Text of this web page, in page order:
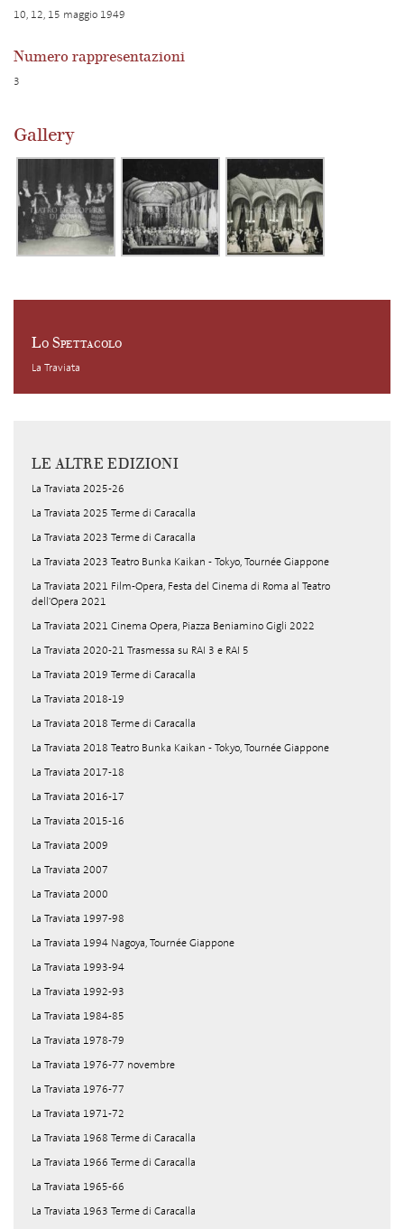
10, 12, 15 maggio 1949
Numero rappresentazioni
3
Gallery
Lo Spettacolo
La Traviata
LE ALTRE EDIZIONI
La Traviata 2025-26
La Traviata 2025 Terme di Caracalla
La Traviata 2023 Terme di Caracalla
La Traviata 2023 Teatro Bunka Kaikan - Tokyo, Tournée Giappone
La Traviata 2021 Film-Opera, Festa del Cinema di Roma al Teatro
dell'Opera 2021
La Traviata 2021 Cinema Opera, Piazza Beniamino Gigli 2022
La Traviata 2020-21 Trasmessa su RAI 3 e RAI 5
La Traviata 2019 Terme di Caracalla
La Traviata 2018-19
La Traviata 2018 Terme di Caracalla
La Traviata 2018 Teatro Bunka Kaikan - Tokyo, Tournée Giappone
La Traviata 2017-18
La Traviata 2016-17
La Traviata 2015-16
La Traviata 2009
La Traviata 2007
La Traviata 2000
La Traviata 1997-98
La Traviata 1994 Nagoya, Tournée Giappone
La Traviata 1993-94
La Traviata 1992-93
La Traviata 1984-85
La Traviata 1978-79
La Traviata 1976-77 novembre
La Traviata 1976-77
La Traviata 1971-72
La Traviata 1968 Terme di Caracalla
La Traviata 1966 Terme di Caracalla
La Traviata 1965-66
La Traviata 1963 Terme di Caracalla